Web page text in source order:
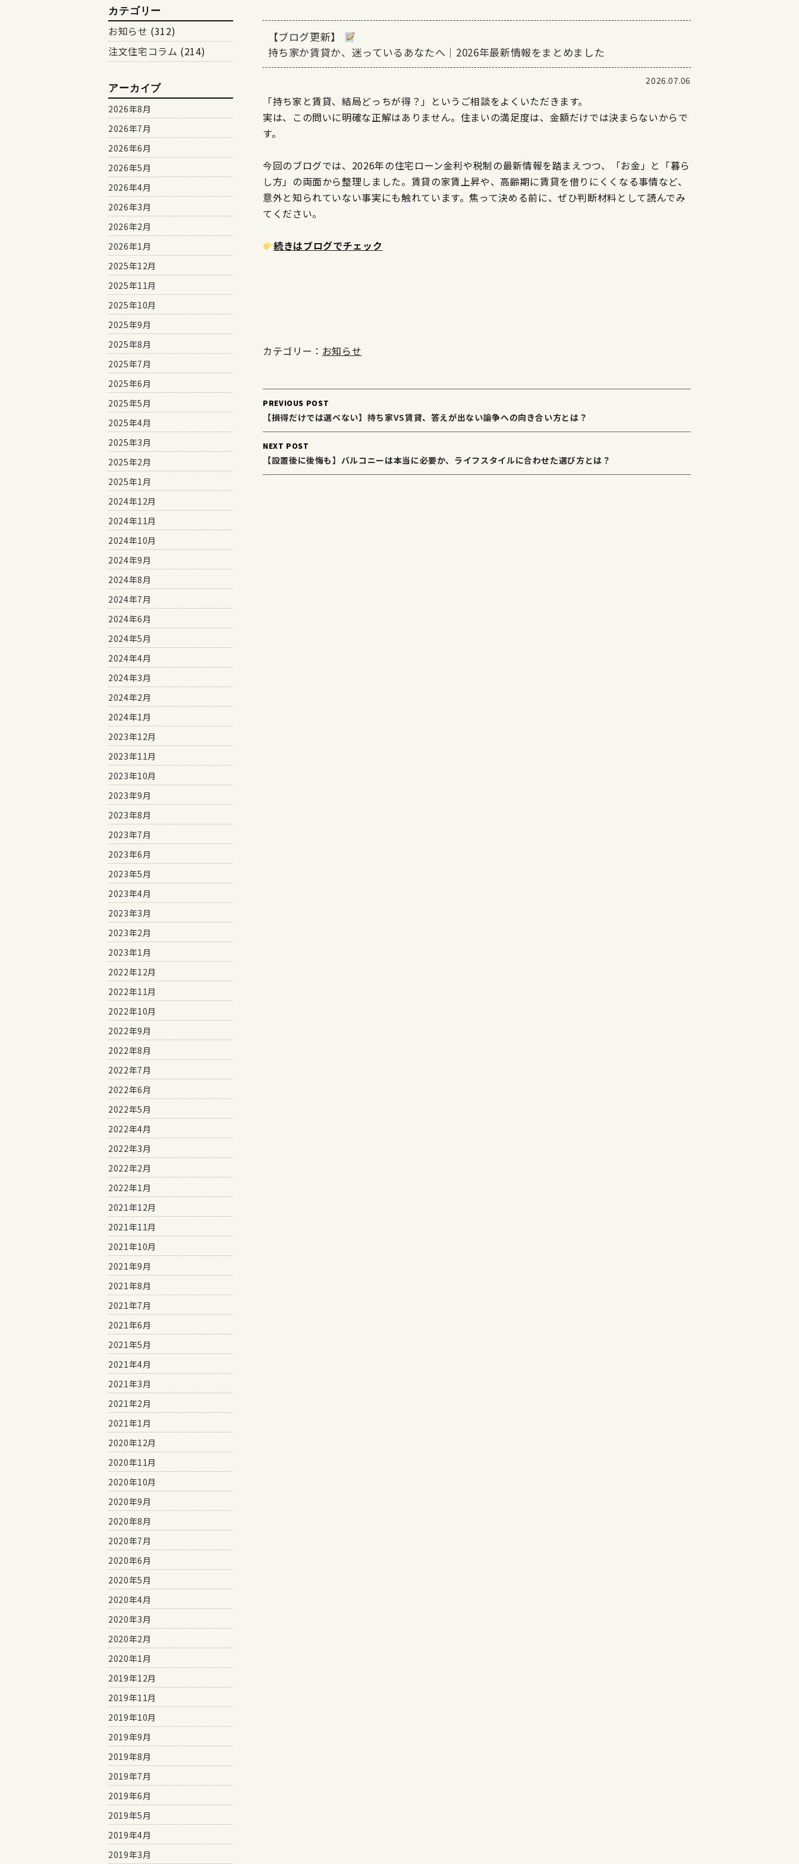
【ブログ更新】
持ち家か賃貸か、迷っているあなたへ｜2026年最新情報をまとめました
2026.07.06
「持ち家と賃貸、結局どっちが得？」というご相談をよくいただきます。
実は、この問いに明確な正解はありません。住まいの満足度は、金額だけでは決まらないからで
す。
今回のブログでは、2026年の住宅ローン金利や税制の最新情報を踏まえつつ、「お金」と「暮ら
し方」の両面から整理しました。賃貸の家賃上昇や、高齢期に賃貸を借りにくくなる事情など、
意外と知られていない事実にも触れています。焦って決める前に、ぜひ判断材料として読んでみ
てください。
続きはブログでチェック
カテゴリー： お知らせ
Post
navigation
PREVIOUS POST
【損得だけでは選べない】持ち家VS賃貸、答えが出ない論争への向き合い方とは？
NEXT POST
【設置後に後悔も】バルコニーは本当に必要か、ライフスタイルに合わせた選び方とは？
カテゴリー
お知らせ (312)
注文住宅コラム (214)
アーカイブ
2026年8月
2026年7月
2026年6月
2026年5月
2026年4月
2026年3月
2026年2月
2026年1月
2025年12月
2025年11月
2025年10月
2025年9月
2025年8月
2025年7月
2025年6月
2025年5月
2025年4月
2025年3月
2025年2月
2025年1月
2024年12月
2024年11月
2024年10月
2024年9月
2024年8月
2024年7月
2024年6月
2024年5月
2024年4月
2024年3月
2024年2月
2024年1月
2023年12月
2023年11月
2023年10月
2023年9月
2023年8月
2023年7月
2023年6月
2023年5月
2023年4月
2023年3月
2023年2月
2023年1月
2022年12月
2022年11月
2022年10月
2022年9月
2022年8月
2022年7月
2022年6月
2022年5月
2022年4月
2022年3月
2022年2月
2022年1月
2021年12月
2021年11月
2021年10月
2021年9月
2021年8月
2021年7月
2021年6月
2021年5月
2021年4月
2021年3月
2021年2月
2021年1月
2020年12月
2020年11月
2020年10月
2020年9月
2020年8月
2020年7月
2020年6月
2020年5月
2020年4月
2020年3月
2020年2月
2020年1月
2019年12月
2019年11月
2019年10月
2019年9月
2019年8月
2019年7月
2019年6月
2019年5月
2019年4月
2019年3月